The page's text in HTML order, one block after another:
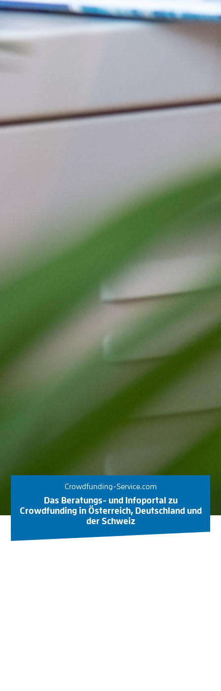
Crowdfunding-Service.com
Das Beratungs- und Infoportal zu
Crowdfunding in Österreich, Deutschland und
der Schweiz